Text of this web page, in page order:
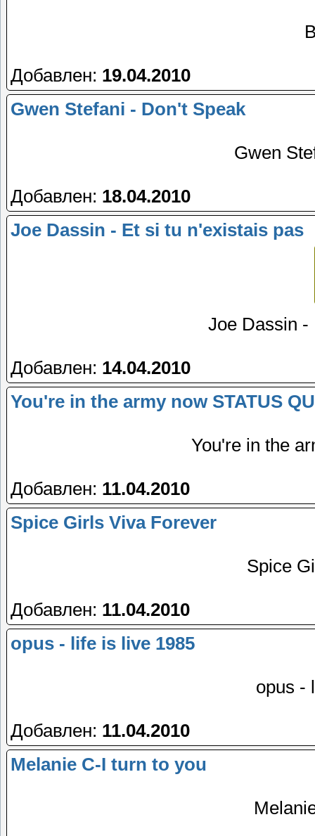
Добавлен: 19.04.2010
Gwen Stefani - Don't Speak
Gwen
Добавлен: 18.04.2010
Joe Dassin - Et si tu n'existais pas
Joe Dassin -
Добавлен: 14.04.2010
You're in the army now STATUS
You're in the
Добавлен: 11.04.2010
Spice Girls Viva Forever
Spice
Добавлен: 11.04.2010
opus - life is live 1985
opus -
Добавлен: 11.04.2010
Melanie C-I turn to you